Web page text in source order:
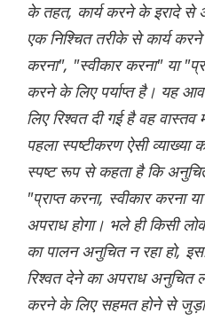
के तहत, कार्य करने के इरादे से
एक निश्चित तरीके से कार्य
करना", "स्वीकार करना" या
करने के लिए पर्याप्त है। यह
लिए रिश्वत दी गई है वह
पहला स्पष्टीकरण ऐसी
स्पष्ट रूप से कहता है कि
"प्राप्त करना, स्वीकार करना
अपराध होगा। भले ही किसी
का पालन अनुचित न रहा हो,
रिश्वत देने का अपराध अनुचित
करने के लिए सहमत होने से